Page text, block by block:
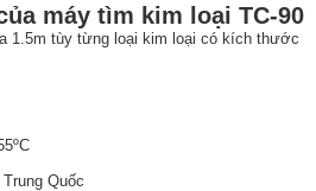
máy tìm kim loại TC-90
1.5m tùy từng loại kim loại có kích thước
Quốc